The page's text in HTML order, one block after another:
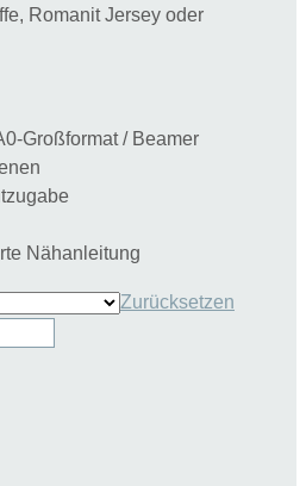
Romanit Jersey oder
Großformat / Beamer
Nähanleitung
Zurücksetzen